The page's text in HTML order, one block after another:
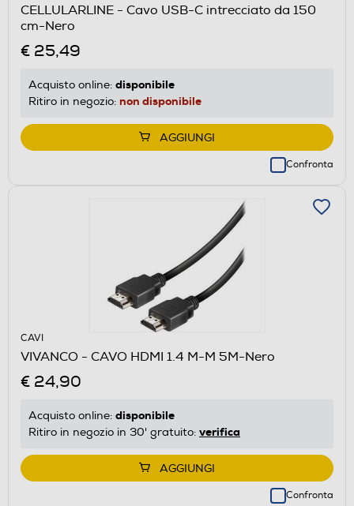
CELLULARLINE - Cavo USB-C intrecciato da 150
cm-Nero
€ 25,49
Acquisto online: disponibile
Ritiro in negozio: non disponibile
AGGIUNGI
Confronta
CAVI
VIVANCO - CAVO HDMI 1.4 M-M 5M-Nero
€ 24,90
Acquisto online: disponibile
Ritiro in negozio in 30' gratuito: verifica
AGGIUNGI
Confronta